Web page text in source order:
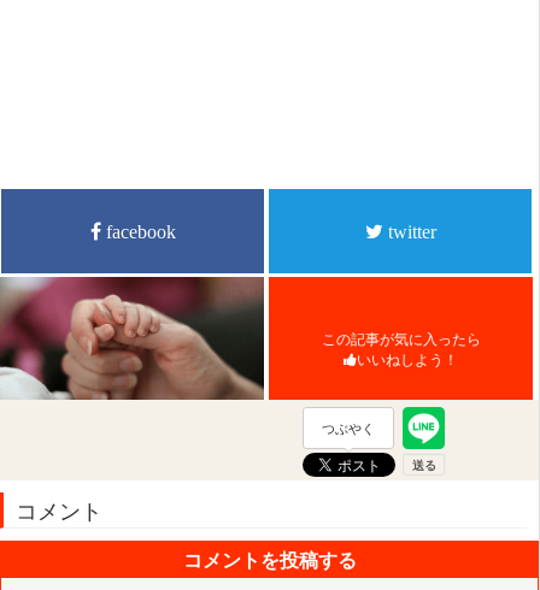
facebook twitter
この記事が気に入ったら
いいねしよう！
つぶやく
コメント
コメントを投稿する